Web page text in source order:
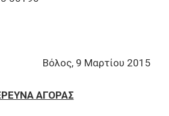
Βόλος, 9 Μαρτίου 2015
ΑΓΟΡΑΣ